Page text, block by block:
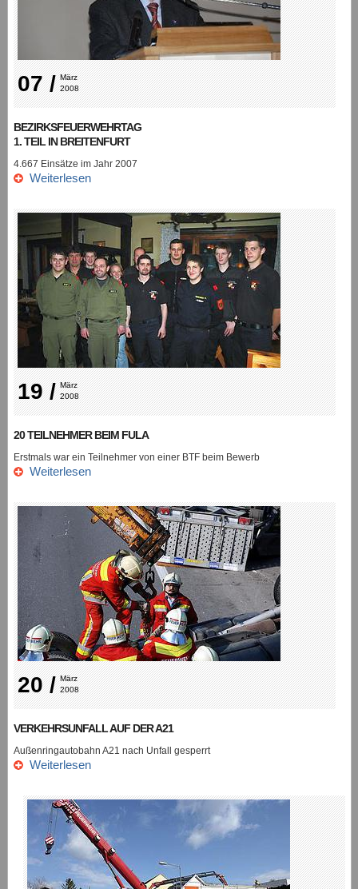
07 / März
2008
BEZIRKSFEUERWEHRTAG
1. TEIL IN BREITENFURT
4.667 Einsätze im Jahr 2007
Weiterlesen
19 / März
2008
20 TEILNEHMER BEIM FULA
Erstmals war ein Teilnehmer von einer BTF beim Bewerb
Weiterlesen
20 / März
2008
VERKEHRSUNFALL AUF DER A21
Außenringautobahn A21 nach Unfall gesperrt
Weiterlesen